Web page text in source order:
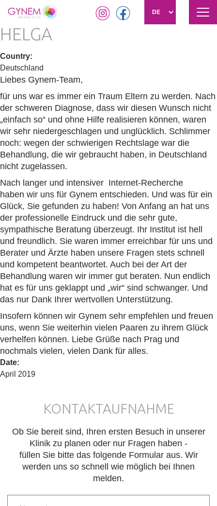
Direkt
zum
Inhalt
HELGA
Country:
Deutschland
Liebes Gynem-Team,
für uns war es immer ein Traum Eltern zu werden. Nach
der schweren Diagnose, dass wir diesen Wunsch nicht
„einfach so“ und ohne Hilfe realisieren können, waren
wir sehr niedergeschlagen und unglücklich. Schlimmer
noch: wegen der schwierigen Rechtslage war die
Behandlung, die wir gebraucht haben, in Deutschland
nicht zugelassen.
Nach langer und intensiver Internet-Recherche
haben wir uns für Gynem entschieden. Und was für ein
Glück, Sie gefunden zu haben! Von Anfang an hat uns
der professionelle Eindruck und die sehr gute,
sympathische Beratung überzeugt. Ihr Institut ist hell
und freundlich. Sie waren immer erreichbar für uns und
Berater und Ärzte haben unsere Fragen stets schnell
und kompetent beantwortet. Auch bei der Art der
Behandlung waren wir immer gut beraten. Nun endlich
hat es für uns geklappt und „wir“ sind schwanger. Und
das nur Dank Ihrer wertvollen Unterstützung.
Insofern können wir Gynem sehr empfehlen und freuen
uns, wenn Sie weiterhin vielen Paaren zu ihrem Glück
verhelfen können. Liebe Grüße nach Prag und
nochmals vielen, vielen Dank für alles.
Date:
April 2019
KONTAKTAUFNAHME
Ob Sie bereit sind, Ihren ersten Besuch in unserer
Klinik zu planen oder nur Fragen haben -
füllen Sie bitte das folgende Formular aus. Wir
werden uns so schnell wie möglich bei Ihnen
melden.